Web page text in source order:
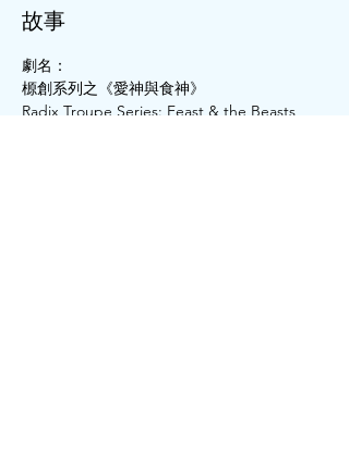
故事
劇名：
榞創系列之《愛神與食神》
Radix Troupe Series: Feast & the Beasts